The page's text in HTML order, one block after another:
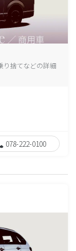
り捨てなどの詳細
078-222-0100